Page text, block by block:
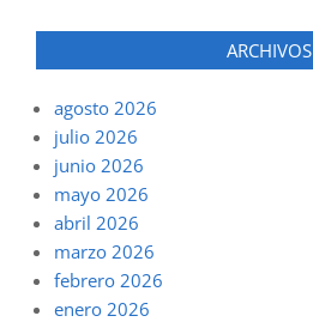
ARCHIVOS
agosto 2026
julio 2026
junio 2026
mayo 2026
abril 2026
marzo 2026
febrero 2026
enero 2026